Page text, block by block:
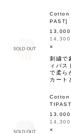
Cotton
PAST]
13,000
14,300
×
刺繍で
ィパス
で柔ら
カート
Cotton
TIPAST
13,000
14,300
×